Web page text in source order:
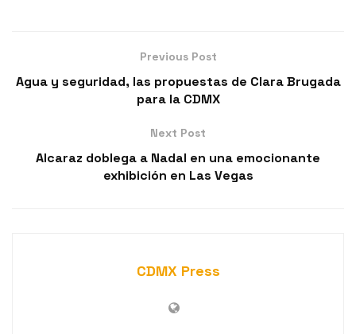
Previous Post
Agua y seguridad, las propuestas de Clara Brugada
para la CDMX
Next Post
Alcaraz doblega a Nadal en una emocionante
exhibición en Las Vegas
CDMX Press